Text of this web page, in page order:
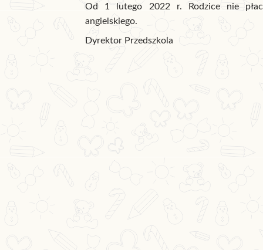
Od 1 lutego 2022 r. Rodzice nie
angielskiego.
Dyrektor Przedszkola